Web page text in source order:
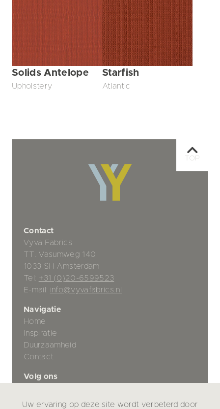
Solids Antelope
Upholstery
Starfish
Atlantic
Contact
Vyva Fabrics
TT. Vasumweg 140
1033 SH Amsterdam
Tel: +31 (0)20-6599523
E-mail: info@vyvafabrics.nl
Navigatie
Home
Inspiratie
Duurzaamheid
Contact
Volg ons
TOP
Uw ervaring op deze site wordt verbeterd door